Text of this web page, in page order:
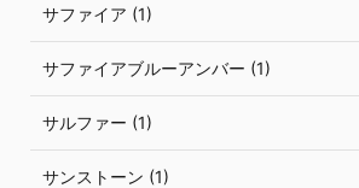
サファイア (1)
サファイアブルーアンバー (1)
サルファー (1)
サンストーン (1)